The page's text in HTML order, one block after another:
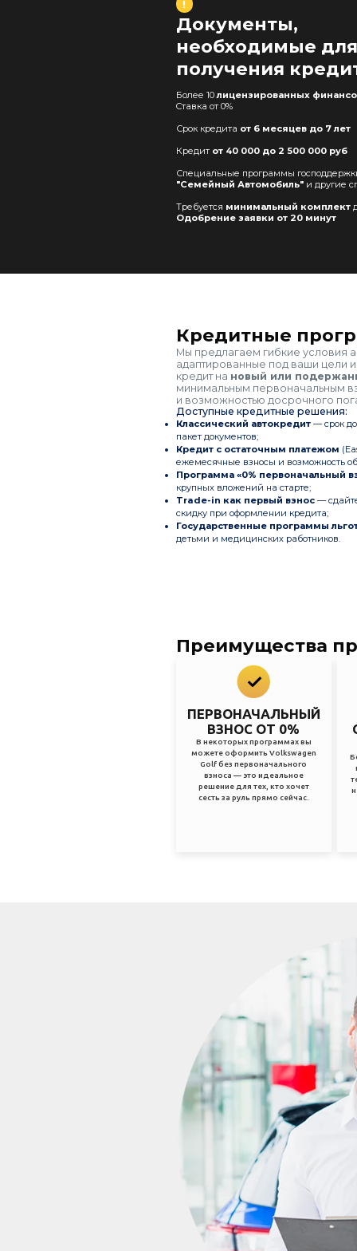
!
Документы,
необходимые для
получения
Более 10лицензированных
Cтавка от 0%
Срок кредита от 6 месяцев до 7 лет
Кредит от 40 000 до 2 500 000 руб
Специальные программы
"Семейный Автомобиль"и другие
Требуется минимальный комплект
Одобрение заявки от 20 минут
Кредитные
Мы предлагаем гибкие условия
адаптированные под ваши цели
кредит на новый или
минимальным первоначальным
и возможностью досрочного
Доступные кредитные решения:
Классический автокредит— срок до
пакет документов;
Кредит с остаточным платежом
ежемесячные взносы и возможность
Программа «0% первоначальный
крупных вложений на старте;
Trade-in как первый взнос—
скидку при оформлении кредита;
Государственные программы
детьми и медицинских работников.
Преимущества
ПЕРВОНАЧАЛЬНЫЙ
ВЗНОС ОТ 0%
В некоторых программах вы
можете оформить Volkswagen
Golf без первоначального
взноса — это идеальное
решение для тех, кто хочет
сесть за руль прямо сейчас.